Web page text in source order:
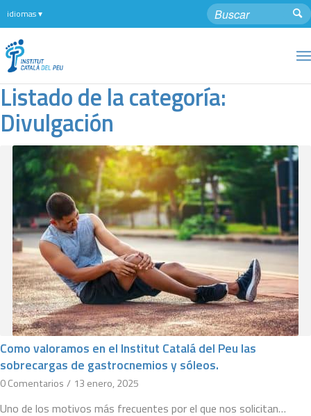
Listado de la categoría:
Divulgación
Como valoramos en el Institut Catalá del Peu las
sobrecargas de gastrocnemios y sóleos.
0 Comentarios / 13 enero, 2025
Uno de los motivos más frecuentes por el que nos solicitan…